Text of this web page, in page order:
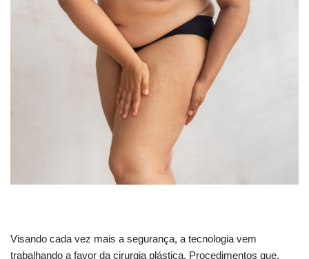
Visando cada vez mais a segurança, a tecnologia vem
trabalhando a favor da cirurgia plástica. Procedimentos que,